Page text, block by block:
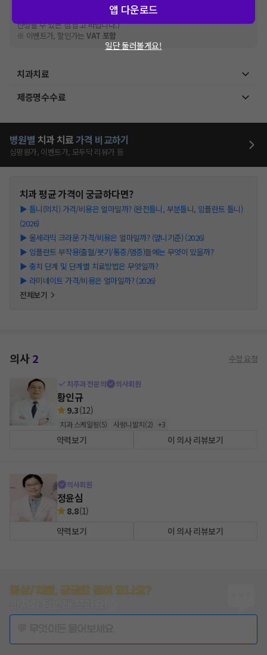
건강보험심사평가원에 고지되어 있는 급여 진료 기준 가
격입니다. (진료와 연관된 복합적인 비용이 추가되어, 병원마다 금액이 다르게
산정될 수 있는 점 참고 바랍니다.)
※ 이벤트가, 할인가는VAT 포함
치과치료
제증명수수료
병원별 치과 치료가격 비교하기
심평원가, 이벤트가, 모두닥 리뷰가 등
치과평균 가격이 궁금하다면?
▶ 틀니(의치) 가격/비용은 얼마일까? (완전틀니, 부분틀니, 임플란트 틀니)
(2026)
▶ 올세라믹 크라운 가격/비용은 얼마일까? (앞니기준) (2026)
▶ 임플란트 부작용(출혈/붓기/통증/염증)들에는 무엇이 있을까?
▶ 충치 단계 및 단계별 치료방법은 무엇일까?
▶ 라미네이트 가격/비용은 얼마일까? (2026)
전체보기
의사2 수정 요청
치주과 전문의 의사회원
황인규
9.3(12)
치과 스케일링(5) 사랑니발치(2) +3
약력보기 이 의사 리뷰보기
의사회원
정윤심
8.8(1)
약력보기
이 의사 리뷰보기
증상/치료, 궁금한 점이 있나요?
앱 다운로드
일단 둘러볼게요!